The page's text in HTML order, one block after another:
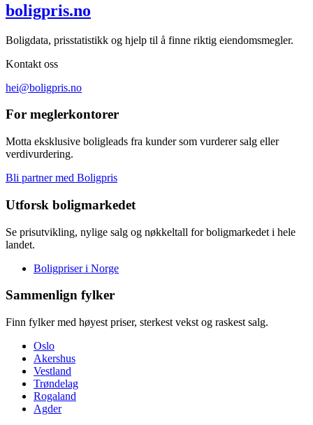
boligpris.no
Boligdata, prisstatistikk og hjelp til å finne riktig eiendomsmegler.
Kontakt oss
hei@boligpris.no
For meglerkontorer
Motta eksklusive boligleads fra kunder som vurderer salg eller
verdivurdering.
Bli partner med Boligpris
Utforsk boligmarkedet
Se prisutvikling, nylige salg og nøkkeltall for boligmarkedet i hele
landet.
Boligpriser i Norge
Sammenlign fylker
Finn fylker med høyest priser, sterkest vekst og raskest salg.
Oslo
Akershus
Vestland
Trøndelag
Rogaland
Agder